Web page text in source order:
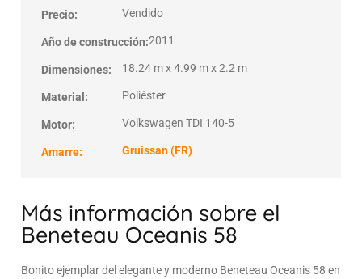
Precio: Vendido
Año de construcción:2011
Dimensiones: 18.24 m x 4.99 m x 2.2 m
Material: Poliéster
Motor: Volkswagen TDI 140-5
Amarre: Gruissan (FR)
Más información sobre el
Beneteau Oceanis 58
Bonito ejemplar del elegante y moderno Beneteau Oceanis 58 en